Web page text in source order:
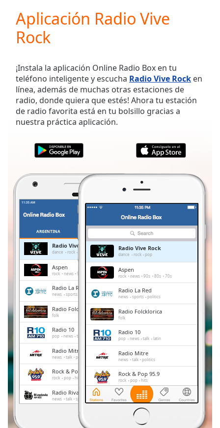
Video
Play
Skip
Backward
Mute
Current
Time0:00
Duration-:-
Loaded:
LIVE
live,
currently
behind
LIVE
Playback
Chapters
Chapters
Descriptions
descriptions
off,
selected
subtitles
Aplicación Radio Vive
Rock
¡Instala la aplicación Online Radio Box en tu
teléfono inteligente y escucha Radio Vive Rock en
línea, además de muchas otras estaciones de
radio, donde quiera que estés! Ahora tu estación
de radio favorita está en tu bolsillo gracias a
nuestra práctica aplicación.
ARGENTINA
Radio Vive Rock
dance rock
Aspen
rock news 90s 70s
Radio La Red
news sports politics
Radio Folcklorica
folk
Radio 10
pop news talk latin
Radio Mitre
news talk politics
Rock & Pop 95.9
rock pop hits
Radio Rivadavia AM630
news talk sports
entertainment
Radio Vive Rock
dance rock pop
Aspen
rock news 90s 80s 70s
Radio La Red
news sports politics
Radio Folcklorica
folk
Radio 10
pop news talk latin
Radio Mitre
news talk politics
Rock & Pop 95.9
rock pop hits
Radio Rivadavia AM630
news talk sports
Los 40
entertainment